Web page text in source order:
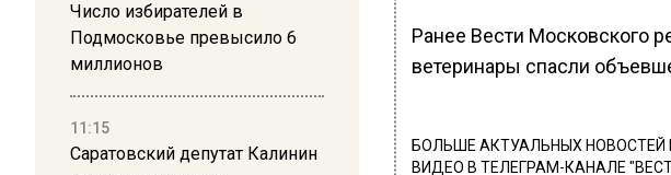
Число избирателей в
Подмосковье превысило 6
миллионов
11:15
Саратовский депутат Калинин
Ранее Вести Московского
ветеринары спасли
БОЛЬШЕ АКТУАЛЬНЫХ НОВОСТЕЙ
ВИДЕО В ТЕЛЕГРАМ-КАНАЛЕ